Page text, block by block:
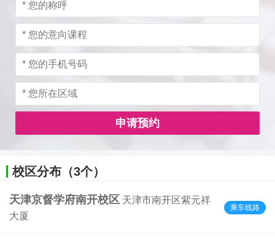
申请预约
校区分布（3个）
天津京督学府南开校区 天津市南开区紫元祥
大厦
乘车线路